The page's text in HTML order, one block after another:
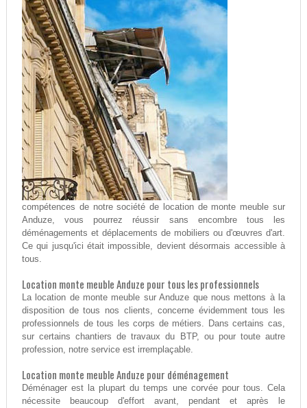
compétences de notre société de location de monte meuble sur
Anduze, vous pourrez réussir sans encombre tous les
déménagements et déplacements de mobiliers ou d'œuvres d'art.
Ce qui jusqu'ici était impossible, devient désormais accessible à
tous.
Location monte meuble Anduze pour tous les professionnels
La location de monte meuble sur Anduze que nous mettons à la
disposition de tous nos clients, concerne évidemment tous les
professionnels de tous les corps de métiers. Dans certains cas,
sur certains chantiers de travaux du BTP, ou pour toute autre
profession, notre service est irremplaçable.
Location monte meuble Anduze pour déménagement
Déménager est la plupart du temps une corvée pour tous. Cela
nécessite beaucoup d'effort avant, pendant et après le